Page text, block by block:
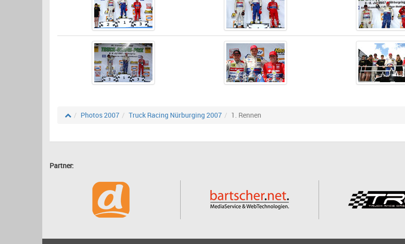
Photos 2007 Truck Racing Nürburging 2007 1. Rennen
Partner: